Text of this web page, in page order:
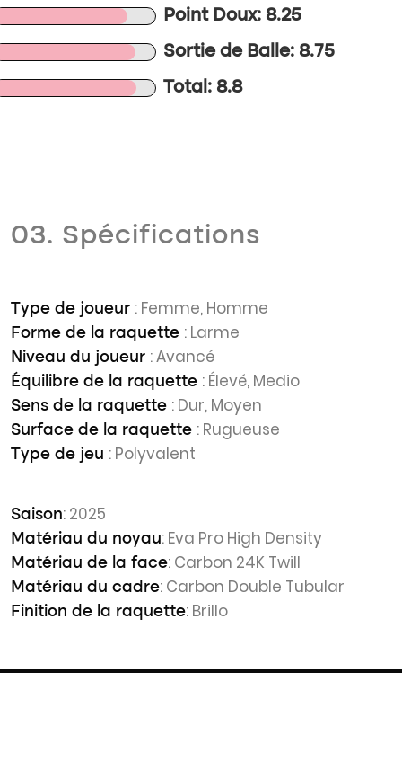
Point Doux: 8.25
Sortie de Balle: 8.75
Total: 8.8
03. Spécifications
Type de joueur : Femme, Homme
Forme de la raquette : Larme
Niveau du joueur : Avancé
Équilibre de la raquette : Élevé, Medio
Sens de la raquette : Dur, Moyen
Surface de la raquette : Rugueuse
Type de jeu : Polyvalent
Saison: 2025
Matériau du noyau: Eva Pro High Density
Matériau de la face: Carbon 24K Twill
Matériau du cadre: Carbon Double Tubular
Finition de la raquette: Brillo